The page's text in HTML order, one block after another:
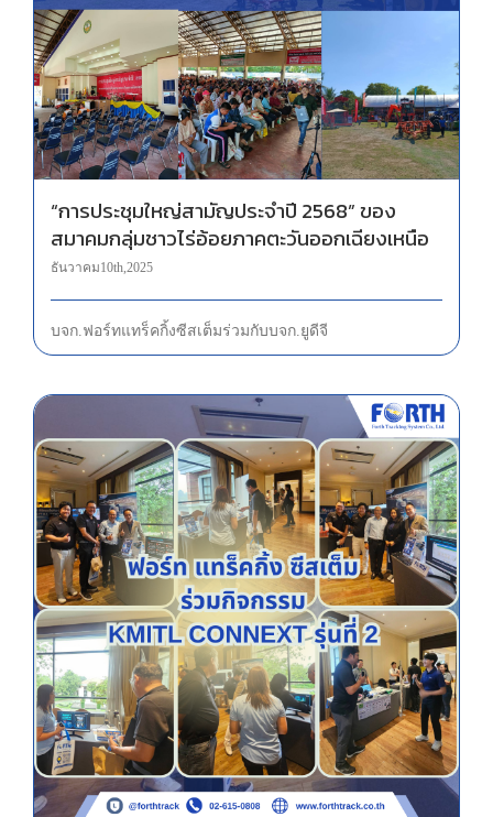
“การประชุมใหญ่สามัญประจำปี 2568” ของ
สมาคมกลุ่มชาวไร่อ้อยภาคตะวันออกเฉียงเหนือ
ธันวาคม 10th, 2025
บจก.ฟอร์ท แทร็คกิ้ง ซีสเต็ม ร่วมกับบจก.ยูดีจี